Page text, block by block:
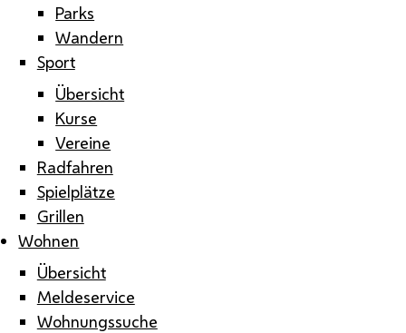
Parks
Wandern
Sport
Übersicht
Kurse
Vereine
Radfahren
Spielplätze
Grillen
Wohnen
Übersicht
Meldeservice
Wohnungssuche